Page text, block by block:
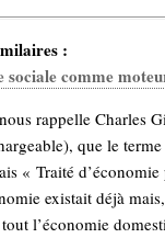
:
sociale comme
rappelle Charles
que le
« Traité
existait déjà
l’économie